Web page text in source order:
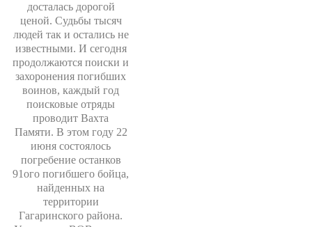
досталась дорогой
ценой. Судьбы тысяч
людей так и остались не
известными. И сегодня
продолжаются поиски и
захоронения погибших
воинов, каждый год
поисковые отряды
проводит Вахта
Памяти. В этом году 22
июня состоялось
погребение останков
91ого погибшего бойца,
найденных на
территории
Гагаринского района.